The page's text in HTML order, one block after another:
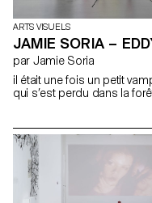
ARTS VISUELS
JAMIE SORIA –
par Jamie Soria
il était une fois un petit
qui s’est perdu dans la